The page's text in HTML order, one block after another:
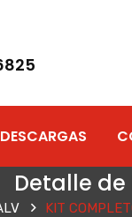
DESCARGAS
Detalle
KIT